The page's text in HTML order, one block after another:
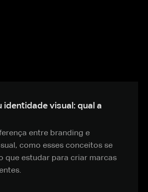
identidade visual: qual a
entre branding e
como esses conceitos se
que estudar para criar marcas